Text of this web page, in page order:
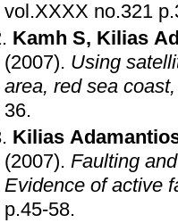
Kamh S, Kilias
(2007). Using
area, red sea
36.
Kilias
(2007). Faulting
Evidence of active
p.45-58.